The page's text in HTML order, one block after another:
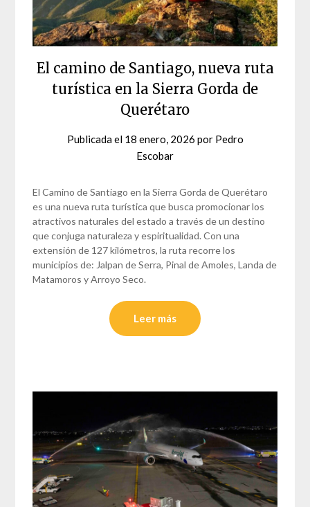
El camino de Santiago, nueva ruta
turística en la Sierra Gorda de
Querétaro
Publicada el 18 enero, 2026 por Pedro
Escobar
El Camino de Santiago en la Sierra Gorda de Querétaro
es una nueva ruta turística que busca promocionar los
atractivos naturales del estado a través de un destino
que conjuga naturaleza y espiritualidad. Con una
extensión de 127 kilómetros, la ruta recorre los
municipios de: Jalpan de Serra, Pinal de Amoles, Landa de
Matamoros y Arroyo Seco.
Leer más